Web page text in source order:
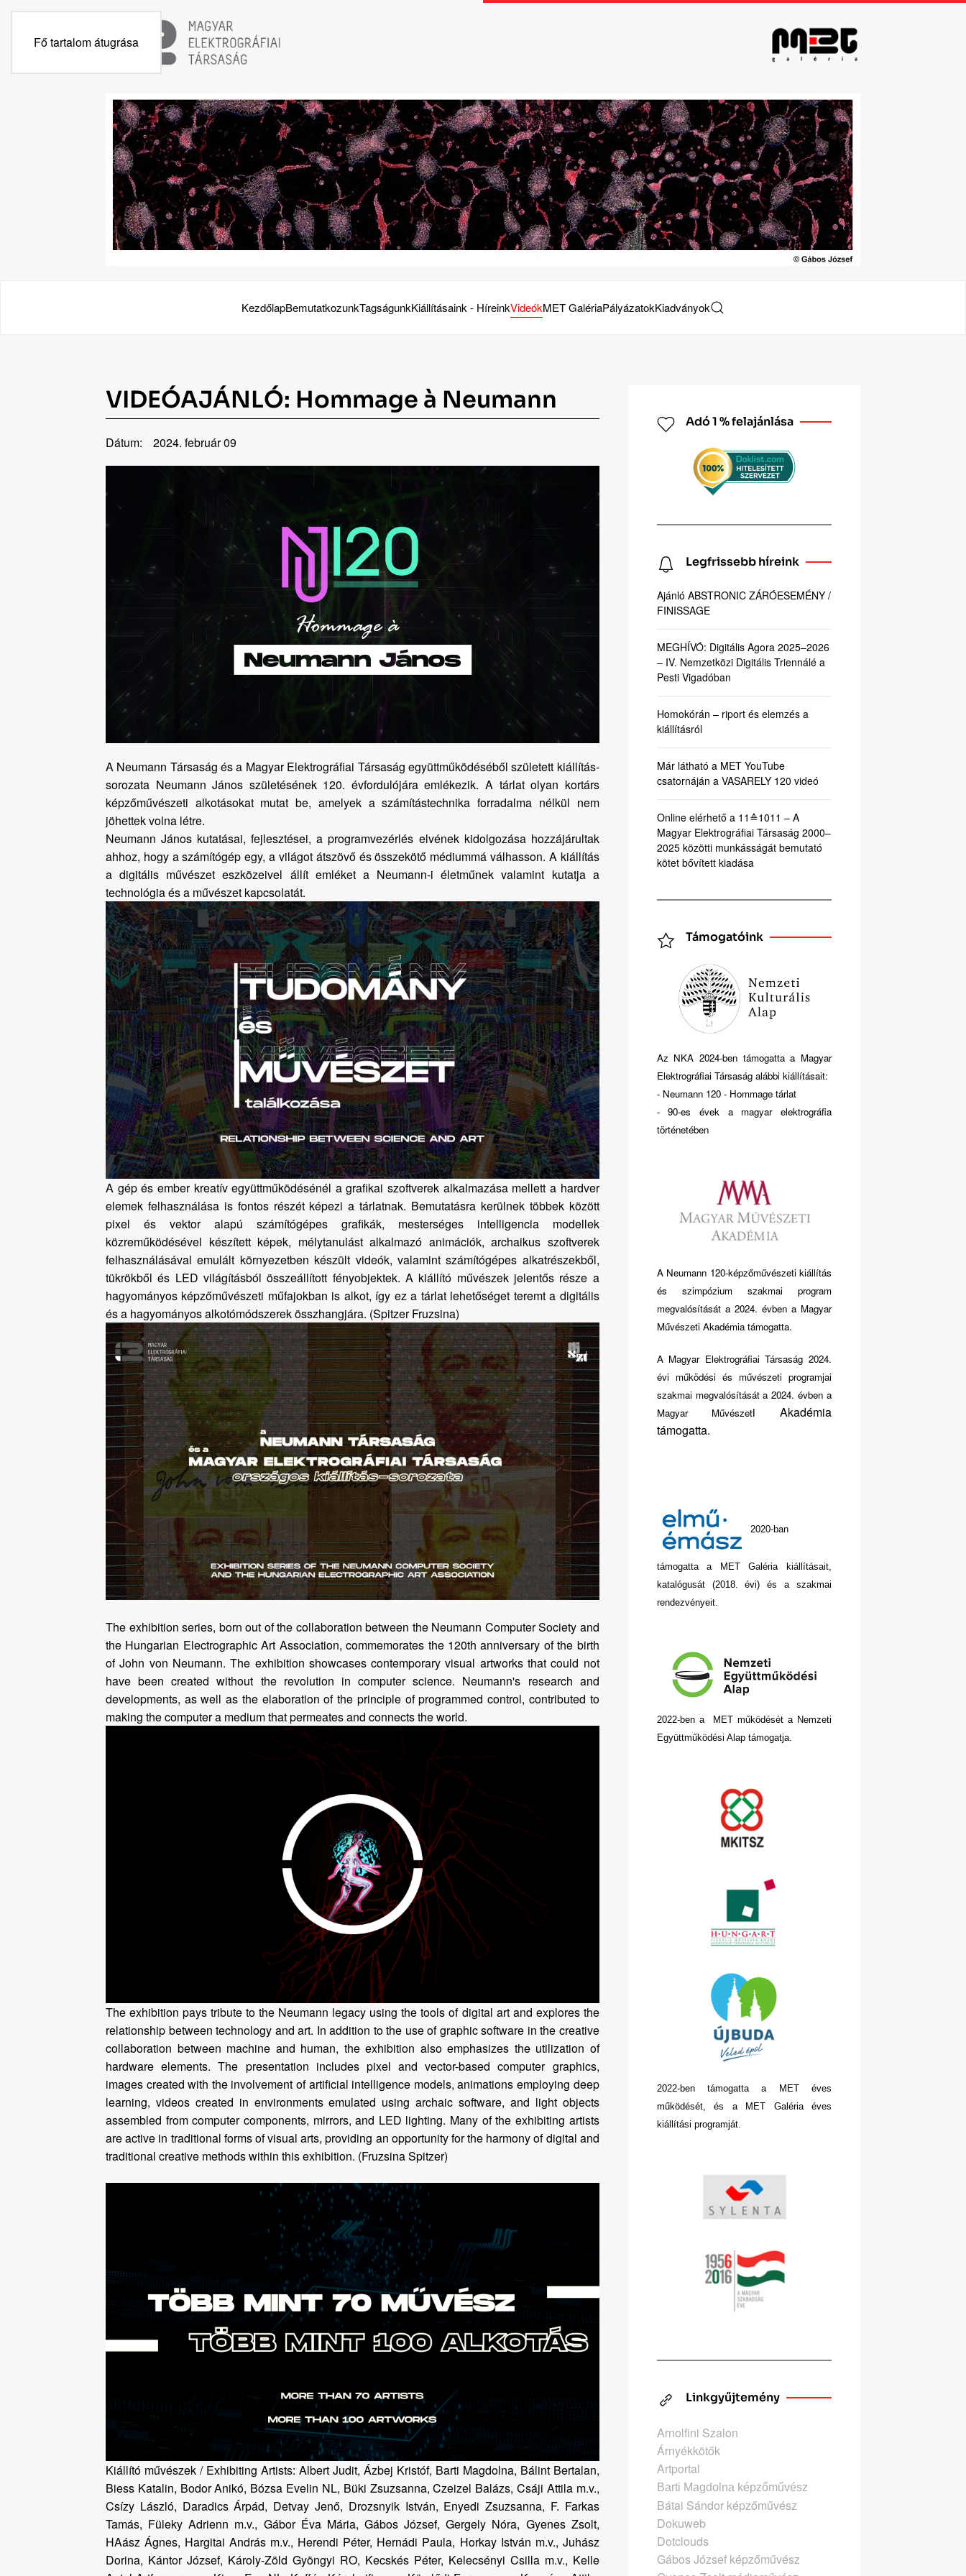
Fő tartalom átugrása
KezdőlapBemutatkozunkTagságunkKiállításaink - HíreinkVideókMET GalériaPályázatokKiadványok
VIDEÓAJÁNLÓ: Hommage à Neumann
Dátum: 2024. február 09
A Neumann Társaság és a Magyar Elektrográfiai Társaság együttműködéséből született kiállítás-
sorozata Neumann János születésének 120. évfordulójára emlékezik. A tárlat olyan kortárs
képzőművészeti alkotásokat mutat be, amelyek a számítástechnika forradalma nélkül nem
jöhettek volna létre.
Neumann János kutatásai, fejlesztései, a programvezérlés elvének kidolgozása hozzájárultak
ahhoz, hogy a számítógép egy, a világot átszövő és összekötő médiummá válhasson. A kiállítás
a digitális művészet eszközeivel állít emléket a Neumann-i életműnek valamint kutatja a
technológia és a művészet kapcsolatát.
A gép és ember kreatív együttműködésénél a grafikai szoftverek alkalmazása mellett a hardver
elemek felhasználása is fontos részét képezi a tárlatnak. Bemutatásra kerülnek többek között
pixel és vektor alapú számítógépes grafikák, mesterséges intelligencia modellek
közreműködésével készített képek, mélytanulást alkalmazó animációk, archaikus szoftverek
felhasználásával emulált környezetben készült videók, valamint számítógépes alkatrészekből,
tükrökből és LED világításból összeállított fényobjektek. A kiállító művészek jelentős része a
hagyományos képzőművészeti műfajokban is alkot, így ez a tárlat lehetőséget teremt a digitális
és a hagyományos alkotómódszerek összhangjára. (Spitzer Fruzsina)
The exhibition series, born out of the collaboration between the Neumann Computer Society and
the Hungarian Electrographic Art Association, commemorates the 120th anniversary of the birth
of John von Neumann. The exhibition showcases contemporary visual artworks that could not
have been created without the revolution in computer science. Neumann's research and
developments, as well as the elaboration of the principle of programmed control, contributed to
making the computer a medium that permeates and connects the world.
The exhibition pays tribute to the Neumann legacy using the tools of digital art and explores the
relationship between technology and art. In addition to the use of graphic software in the creative
collaboration between machine and human, the exhibition also emphasizes the utilization of
hardware elements. The presentation includes pixel and vector-based computer graphics,
images created with the involvement of artificial intelligence models, animations employing deep
learning, videos created in environments emulated using archaic software, and light objects
assembled from computer components, mirrors, and LED lighting. Many of the exhibiting artists
are active in traditional forms of visual arts, providing an opportunity for the harmony of digital and
traditional creative methods within this exhibition. (Fruzsina Spitzer)
Kiállító művészek / Exhibiting Artists: Albert Judit, Ázbej Kristóf, Barti Magdolna, Bálint Bertalan,
Biess Katalin, Bodor Anikó, Bózsa Evelin NL, Büki Zsuzsanna, Czeizel Balázs, Csáji Attila m.v.,
Csízy László, Daradics Árpád, Detvay Jenő, Drozsnyik István, Enyedi Zsuzsanna, F. Farkas
Tamás, Füleky Adrienn m.v., Gábor Éva Mária, Gábos József, Gergely Nóra, Gyenes Zsolt,
HAász Ágnes, Hargitai András m.v., Herendi Péter, Hernádi Paula, Horkay István m.v., Juhász
Dorina, Kántor József, Károly-Zöld Gyöngyi RO, Kecskés Péter, Kelecsényi Csilla m.v., Kelle
Adó 1 % felajánlása
Legfrissebb híreink
Ajánló ABSTRONIC ZÁRÓESEMÉNY /
FINISSAGE
MEGHÍVÓ: Digitális Agora 2025–2026
– IV. Nemzetközi Digitális Triennálé a
Pesti Vigadóban
Homokórán – riport és elemzés a
kiállításról
Már látható a MET YouTube
csatornáján a VASARELY 120 videó
Online elérhető a 11≙1011 – A
Magyar Elektrográfiai Társaság 2000–
2025 közötti munkásságát bemutató
kötet bővített kiadása
Támogatóink
Az NKA 2024-ben támogatta a Magyar
Elektrográfiai Társaság alábbi kiállításait:
- Neumann 120 - Hommage tárlat
- 90-es évek a magyar elektrográfia
történetében
A Neumann 120-képzőművészeti kiállítás
és szimpózium szakmai program
megvalósítását a 2024. évben a Magyar
Művészeti Akadémia támogatta.
A Magyar Elektrográfiai Társaság 2024.
évi működési és művészeti programjai
szakmai megvalósítását a 2024. évben a
Magyar Művészeti Akadémia
támogatta.
2020-ban
támogatta a MET Galéria kiállításait,
katalógusát (2018. évi) és a szakmai
rendezvényeit.
2022-ben a MET működését a Nemzeti
Együttműködési Alap támogatja.
2022-ben támogatta a MET éves
működését, és a MET Galéria éves
kiállítási programját.
Linkgyűjtemény
Arnolfini Szalon
Árnyékkötők
Artportal
Barti Magdolna képzőművész
Bátai Sándor képzőművész
Dokuweb
Dotclouds
Gábos József képzőművész